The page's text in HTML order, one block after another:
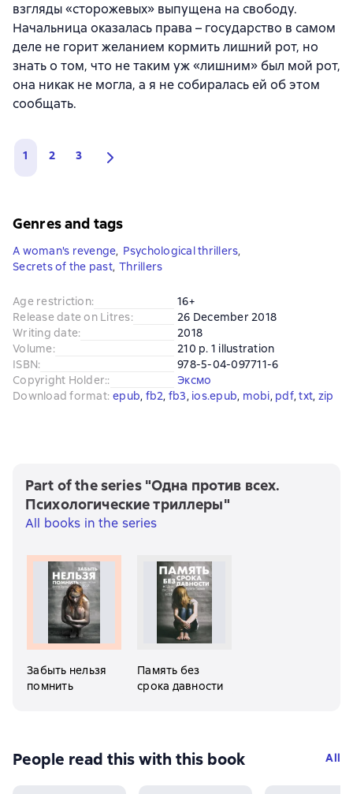
взгляды «сторожевых» выпущена на свободу.
Начальница оказалась права – государство в самом
деле не горит желанием кормить лишний рот, но
знать о том, что не таким уж «лишним» был мой рот,
она никак не могла, а я не собиралась ей об этом
сообщать.
1 2 3
Genres and tags
A woman's revenge, Psychological thrillers,
Secrets of the past, Thrillers
Age restriction:
16+
Release date on Litres:
26 December 2018
Writing date:
2018
Volume:
210 p. 1 illustration
ISBN:
978-5-04-097711-6
Copyright Holder::
Эксмо
Download format: epub, fb2, fb3, ios.epub, mobi, pdf, txt, zip
Part of the series "Одна против всех.
Психологические триллеры"
All books in the series
Забыть нельзя
помнить
Память без
срока давности
People read this with this book All